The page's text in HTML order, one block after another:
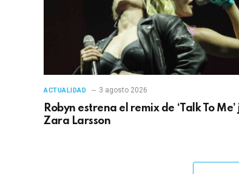
ACTUALIDAD 3 agosto 2026
Robyn estrena el remix de ‘Talk To
Zara Larsson